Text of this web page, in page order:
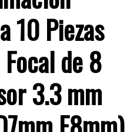
10 Piezas
de 8
3.3 mm